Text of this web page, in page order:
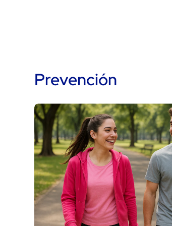
Prevención